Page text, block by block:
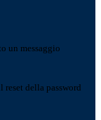
un messaggio
reset della password